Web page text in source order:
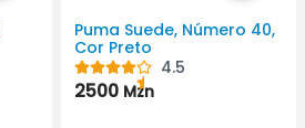
Puma Suede, Número 40,
Cor Preto
4.5
2500 Mzn